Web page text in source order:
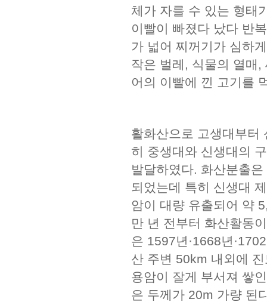
체가 자를 수 있는 형태
이빨이 빠졌다 났다 반
가 넓어 찌꺼기가 심하
작은 벌레, 식물의 열매
어의 이빨에 낀 고기를
활화산으로 고생대부터
히 중생대와 신생대의
발달하였다. 화산분출
되었는데 특히 신생대
암이 대량 유출되어 약
만 년 전부터 화산활동
은 1597년·1668년
산 주변 50km 내외에
용암이 잘게 부서져 쌓
은 두께가 20m 가량 된